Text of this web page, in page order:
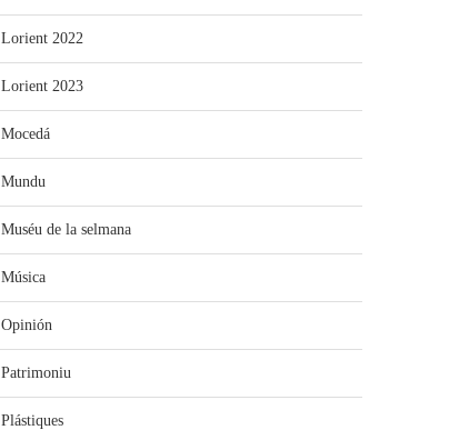
Lorient 2022
Lorient 2023
Mocedá
Mundu
Muséu de la selmana
Música
Opinión
Patrimoniu
Plástiques